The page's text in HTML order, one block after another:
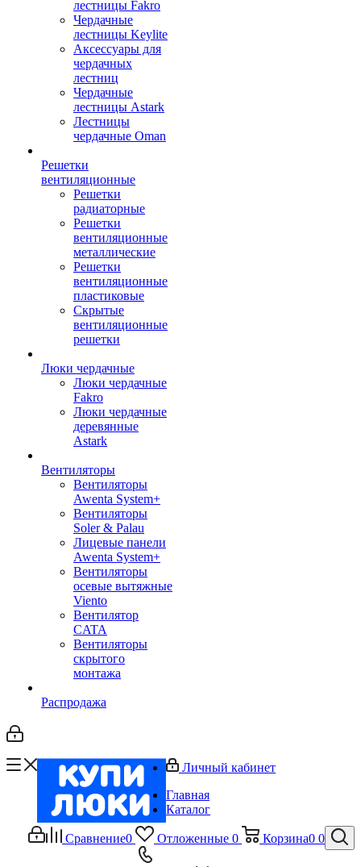
лестницы Fakro
Чердачные
лестницы Keylite
Аксессуары для
чердачных
лестниц
Чердачные
лестницы Astark
Лестницы
чердачные Oman
Решетки
вентиляционные
Решетки
радиаторные
Решетки
вентиляционные
металлические
Решетки
вентиляционные
пластиковые
Скрытые
вентиляционные
решетки
Люки чердачные
Люки чердачные
Fakro
Люки чердачные
деревянные
Astark
Вентиляторы
Вентиляторы
Awenta System+
Вентиляторы
Soler & Palau
Лицевые панели
Awenta System+
Вентиляторы
осевые вытяжные
Viento
Вентилятор
CATA
Вентиляторы
скрытого
монтажа
Распродажа
Сравнение0 Отложенные 0 Корзина0 0
Личный кабинет
Главная
Каталог